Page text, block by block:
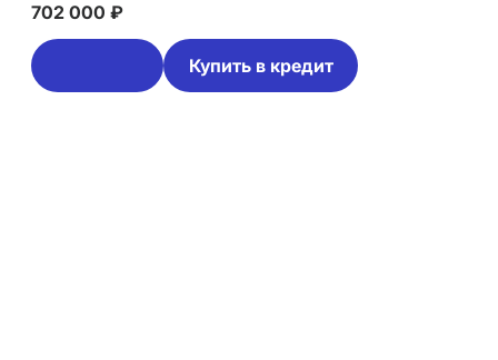
702 000 ₽
Купить в кредит